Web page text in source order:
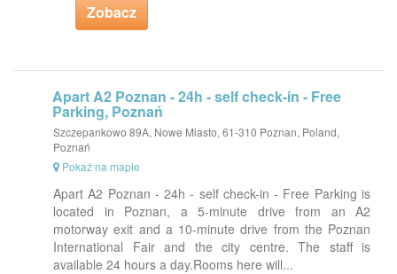
Zobacz
Apart A2 Poznan - 24h - self check-in - Free
Parking, Poznań
Szczepankowo 89A, Nowe Miasto, 61-310 Poznan, Poland,
Poznań
Pokaż na mapie
Apart A2 Poznan - 24h - self check-in - Free Parking is
located in Poznan, a 5-minute drive from an A2
motorway exit and a 10-minute drive from the Poznan
International Fair and the city centre. The staff is
available 24 hours a day.Rooms here will...